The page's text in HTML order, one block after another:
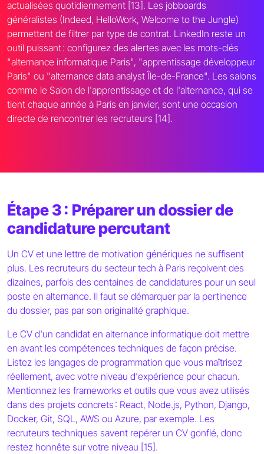
actualisées quotidiennement [13]. Les jobboards
généralistes (Indeed, HelloWork, Welcome to the Jungle)
permettent de filtrer par type de contrat. LinkedIn reste un
outil puissant : configurez des alertes avec les mots-clés
"alternance informatique Paris", "apprentissage développeur
Paris" ou "alternance data analyst Île-de-France". Les salons
comme le Salon de l'apprentissage et de l'alternance, qui se
tient chaque année à Paris en janvier, sont une occasion
directe de rencontrer les recruteurs [14].
Étape 3 : Préparer un dossier de
candidature percutant
Un CV et une lettre de motivation génériques ne suffisent
plus. Les recruteurs du secteur tech à Paris reçoivent des
dizaines, parfois des centaines de candidatures pour un seul
poste en alternance. Il faut se démarquer par la pertinence
du dossier, pas par son originalité graphique.
Le CV d'un candidat en alternance informatique doit mettre
en avant les compétences techniques de façon précise.
Listez les langages de programmation que vous maîtrisez
réellement, avec votre niveau d'expérience pour chacun.
Mentionnez les frameworks et outils que vous avez utilisés
dans des projets concrets : React, Node.js, Python, Django,
Docker, Git, SQL, AWS ou Azure, par exemple. Les
recruteurs techniques savent repérer un CV gonflé, donc
restez honnête sur votre niveau [15].